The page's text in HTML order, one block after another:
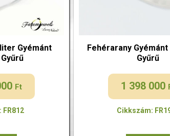
Gyémánt
Ft
FR812
Fehérarany
Gyűrű
1 398 000
Cikkszám: